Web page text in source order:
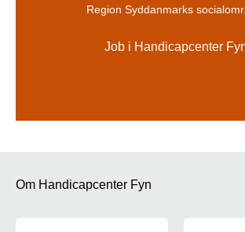
Region Syddanmarks
Job i Handicapcenter
Om Handicapcenter Fyn